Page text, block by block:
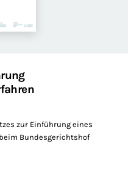
zur Einführung eines
Bundesgerichtshof